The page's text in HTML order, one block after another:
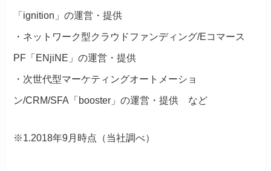
「ignition」の運営・提供
・ネットワーク型クラウドファンディング/Eコマース
PF「ENjiNE」の運営・提供
・次世代型マーケティングオートメーショ
ン/CRM/SFA「booster」の運営・提供 など
※1.2018年9月時点（当社調べ）